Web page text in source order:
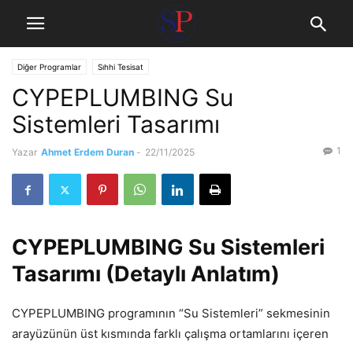
Diğer Programlar Sıhhi Tesisat
CYPEPLUMBING Su
Sistemleri Tasarımı
Yazar Ahmet Erdem Duran - 22/11/2025 1
CYPEPLUMBING Su Sistemleri
Tasarımı (Detaylı Anlatım)
CYPEPLUMBING programının “Su Sistemleri” sekmesinin
arayüzünün üst kısmında farklı çalışma ortamlarını içeren